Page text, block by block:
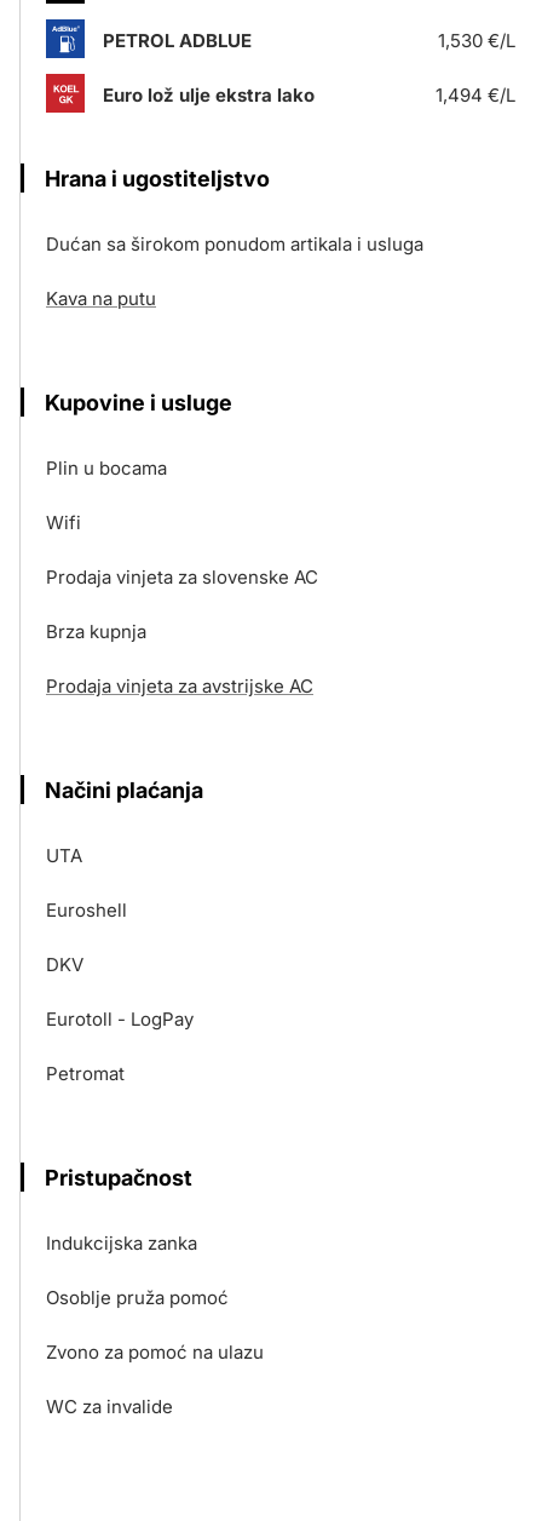
PETROL ADBLUE 1,530 €/L
Euro lož ulje ekstra lako 1,494 €/L
Hrana i ugostiteljstvo
Dućan sa širokom ponudom artikala i usluga
Kava na putu
Kupovine i usluge
Plin u bocama
Wifi
Prodaja vinjeta za slovenske AC
Brza kupnja
Prodaja vinjeta za avstrijske AC
Načini plaćanja
UTA
Euroshell
DKV
Eurotoll - LogPay
Petromat
Pristupačnost
Indukcijska zanka
Osoblje pruža pomoć
Zvono za pomoć na ulazu
WC za invalide